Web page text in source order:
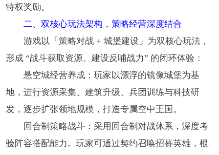
特权奖励。
二、双核心玩法架构，策略经营深度结合
游戏以「策略对战 + 城堡建设」为双核心玩法，
形成 “战斗获取资源、建设反哺战力” 的闭环体验：
悬空城经营养成：玩家以漂浮的镜像城堡为基
地，进行资源采集、建筑升级、兵团训练与科技研
发，逐步扩张领地规模，打造专属空中王国。
回合制策略战斗：采用回合制对战体系，深度考
验阵容搭配能力。玩家可通过契约召唤招募英雄，根